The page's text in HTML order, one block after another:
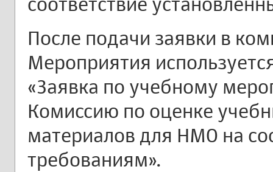
После подачи заявки в
Мероприятия
«Заявка по учебному
Комиссию по оценке
материалов для НМО на
требованиям».